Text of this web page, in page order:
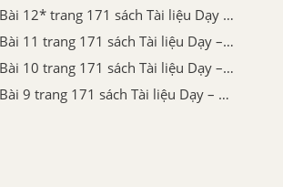
Bài 12* trang 171 sách Tài liệu Dạy – Học Vật lí 8
Bài 11 trang 171 sách Tài liệu Dạy – Học Vật lí 8
Bài 10 trang 171 sách Tài liệu Dạy – Học Vật lí 8
Bài 9 trang 171 sách Tài liệu Dạy – Học Vật lí 8